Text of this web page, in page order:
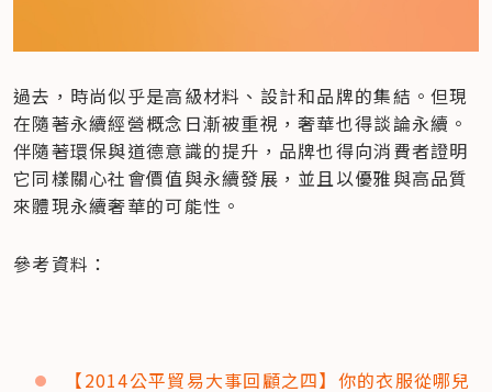
過去，時尚似乎是高級材料、設計和品牌的集結。但現
在隨著永續經營概念日漸被重視，奢華也得談論永續。
伴隨著環保與道德意識的提升，品牌也得向消費者證明
它同樣關心社會價值與永續發展，並且以優雅與高品質
來體現永續奢華的可能性。
參考資料：
【2014公平貿易大事回顧之四】你的衣服從哪兒